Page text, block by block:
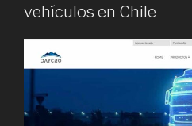
vehículos en Chile